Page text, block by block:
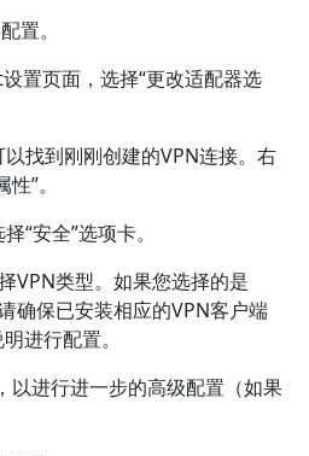
置。
置页面，选择“更改适配器选
找到刚刚创建的VPN连接。右
”。
“安全”选项卡。
VPN类型。如果您选择的是
确保已安装相应的VPN客户端
进行配置。
以进行进一步的高级配置（如果